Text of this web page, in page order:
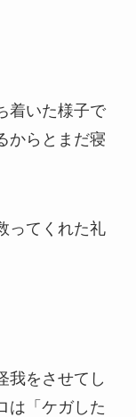
着いた様子で
からとまだ寝
ってくれた礼
我をさせてし
は「ケガした